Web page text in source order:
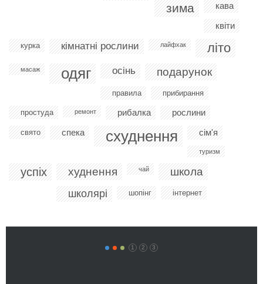
зима
кава
квіти
курка кімнатні рослини лайфхак літо
масаж одяг осінь подарунок
правила прибирання
простуда ремонт рибалка рослини
свято спека схуднення сім'я
туризм
успіх худнення чай школа
школярі шопінг інтернет
1 2 3